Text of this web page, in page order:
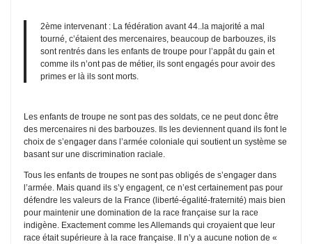
2ème intervenant : La fédération avant 44..la majorité a mal
tourné, c’étaient des mercenaires, beaucoup de barbouzes, ils
sont rentrés dans les enfants de troupe pour l’appât du gain et
comme ils n’ont pas de métier, ils sont engagés pour avoir des
primes er là ils sont morts.
Les enfants de troupe ne sont pas des soldats, ce ne peut donc être
des mercenaires ni des barbouzes. Ils les deviennent quand ils font le
choix de s’engager dans l’armée coloniale qui soutient un système se
basant sur une discrimination raciale.
Tous les enfants de troupes ne sont pas obligés de s’engager dans
l’armée. Mais quand ils s’y engagent, ce n’est certainement pas pour
défendre les valeurs de la France (liberté-égalité-fraternité) mais bien
pour maintenir une domination de la race française sur la race
indigène. Exactement comme les Allemands qui croyaient que leur
race était supérieure à la race française. Il n’y a aucune notion de «